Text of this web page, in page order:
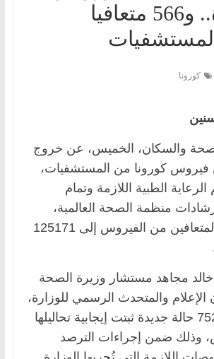
حالة وفاة.. و566 متعافيا
كورونا
والسكان، الخميس، عن خروج
من فيروس كورونا من المستشفيات،
الطبية اللازمة وتمام
منظمة الصحة العالمية،
ليرتفع إجمالي المتعافين من الفيروس إلى 125171
خالد مجاهد مستشار وزيرة الصحة
والمتحدث الرسمي للوزارة،
أنه تم تسجيل 752 حالة جديدة ثبتت إيجابية تحاليلها
وذلك ضمن إجراءات الترصد